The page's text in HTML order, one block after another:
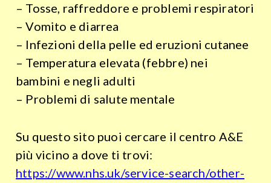
– Tosse, raffreddore e problemi respiratori
– Vomito e diarrea
– Infezioni della pelle ed eruzioni cutanee
– Temperatura elevata (febbre) nei
bambini e negli adulti
– Problemi di salute mentale
Su questo sito puoi cercare il centro A&E
più vicino a dove ti trovi:
https://www.nhs.uk/service-search/other-